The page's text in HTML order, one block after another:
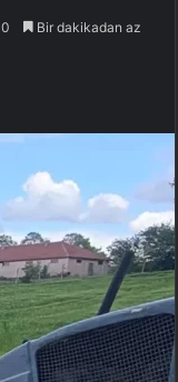
0 Bir dakikadan az